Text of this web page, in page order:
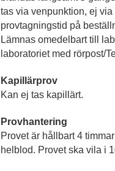
tas via venpunktion, ej
provtagningstid på
Lämnas omedelbart till
laboratoriet med rörpost/
Kapillärprov
Kan ej tas kapillärt.
Provhantering
Provet är hållbart 4
helblod. Provet ska vila i